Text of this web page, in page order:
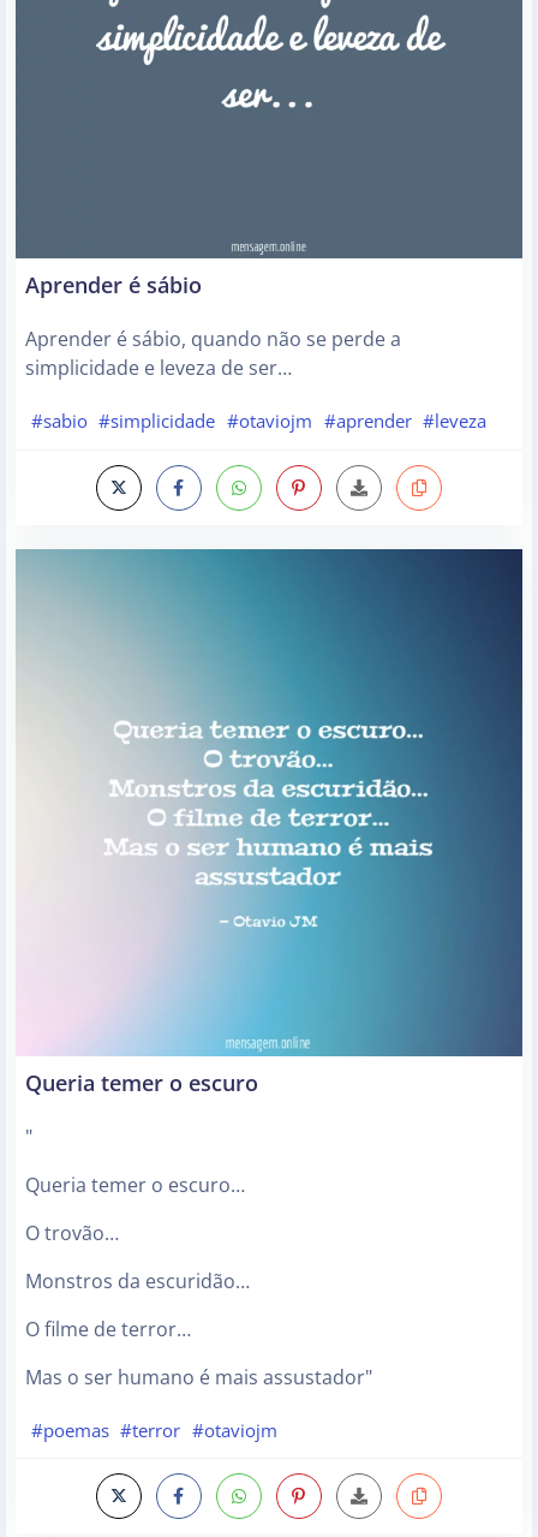
Aprender é sábio
Aprender é sábio, quando não se perde a
simplicidade e leveza de ser…
#sabio #simplicidade #otaviojm #aprender #leveza
Queria temer o escuro
"
Queria temer o escuro…
O trovão…
Monstros da escuridão…
O filme de terror…
Mas o ser humano é mais assustador"
#poemas #terror #otaviojm